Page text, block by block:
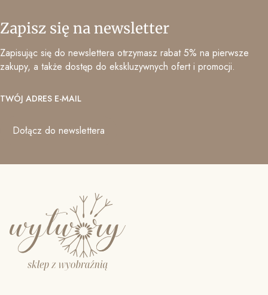
Zapisz się na newsletter
Zapisując się do newslettera otrzymasz rabat 5% na pierwsze
zakupy, a także dostęp do ekskluzywnych ofert i promocji.
TWÓJ ADRES E-MAIL
Dołącz do newslettera